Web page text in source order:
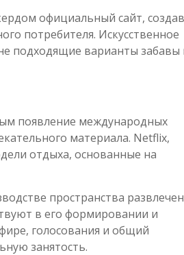
официальный сайт,
потребителя. Искусственное
подходящие варианты забавы
появление международных
материала. Netflix,
отдыха, основанные на
пространства
в его формировании и
голосования и общий
занятость.